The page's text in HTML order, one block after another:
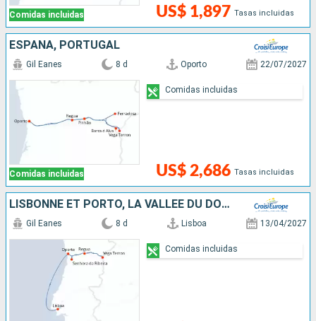
Comidas incluidas US$ 1,897 Tasas incluidas
ESPAÑA, PORTUGAL
Comidas incluidas
Gil Eanes 8 d Oporto 22/07/2027
US$ 2,686 Tasas incluidas
Comidas incluidas
LISBONNE ET PORTO, LA VALLÉE DU DOURO
Gil Eanes 8 d Lisboa 13/04/2027
Comidas incluidas